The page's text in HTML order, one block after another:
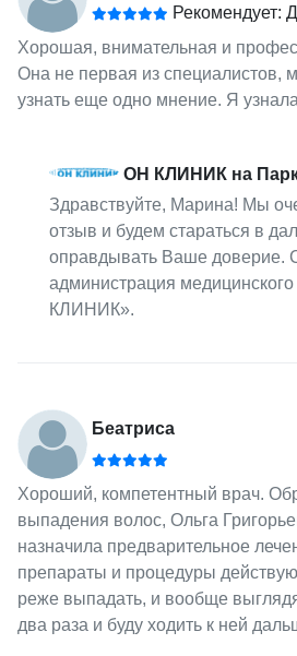
Рекомендует:
Хорошая, внимательная и
Она не первая из специалистов,
узнать еще одно мнение. Я
ОН КЛИНИК на
Здравствуйте, Марина! Мы
отзыв и будем стараться в
оправдывать Ваше доверие.
администрация
КЛИНИК».
Беатриса
Хороший, компетентный врач.
выпадения волос, Ольга
назначила предварительное
препараты и процедуры
реже выпадать, и вообще
два раза и буду ходить к ней